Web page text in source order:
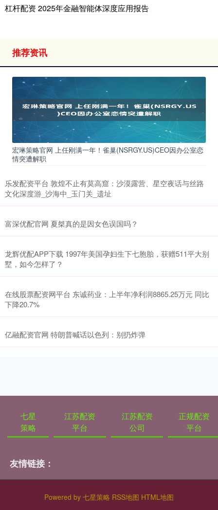
杠杆配资 2025年金融智能体深度应用报告
推荐资讯
宏琳策略官网 上任刚满一年！雀巢(NSRGY.US)CEO因办公室恋
情突遭解职
乐发配资平台 敦煌不止有莫高窟：沙漠露营、星空夜话与丝路
文化深度游_沙海中_玉门关_遗址
富深优配官网 夏桀真的是因女色误国吗？
龙辉优配APP下载 1997年美国孕妇生下七胞胎，获赠511平大别
墅，如今怎样了？
在线股票配资网平台 东诚药业：上半年净利润8865.25万元 同比
下降20.7%
亿融配资官网 特朗普喊话以色列：别扔炸弹
七星
策略
江苏配资
平台
江苏配资
公司
正规配资
平台
友情链接：
Powered by 七星策略 RSS地图 HTML地图